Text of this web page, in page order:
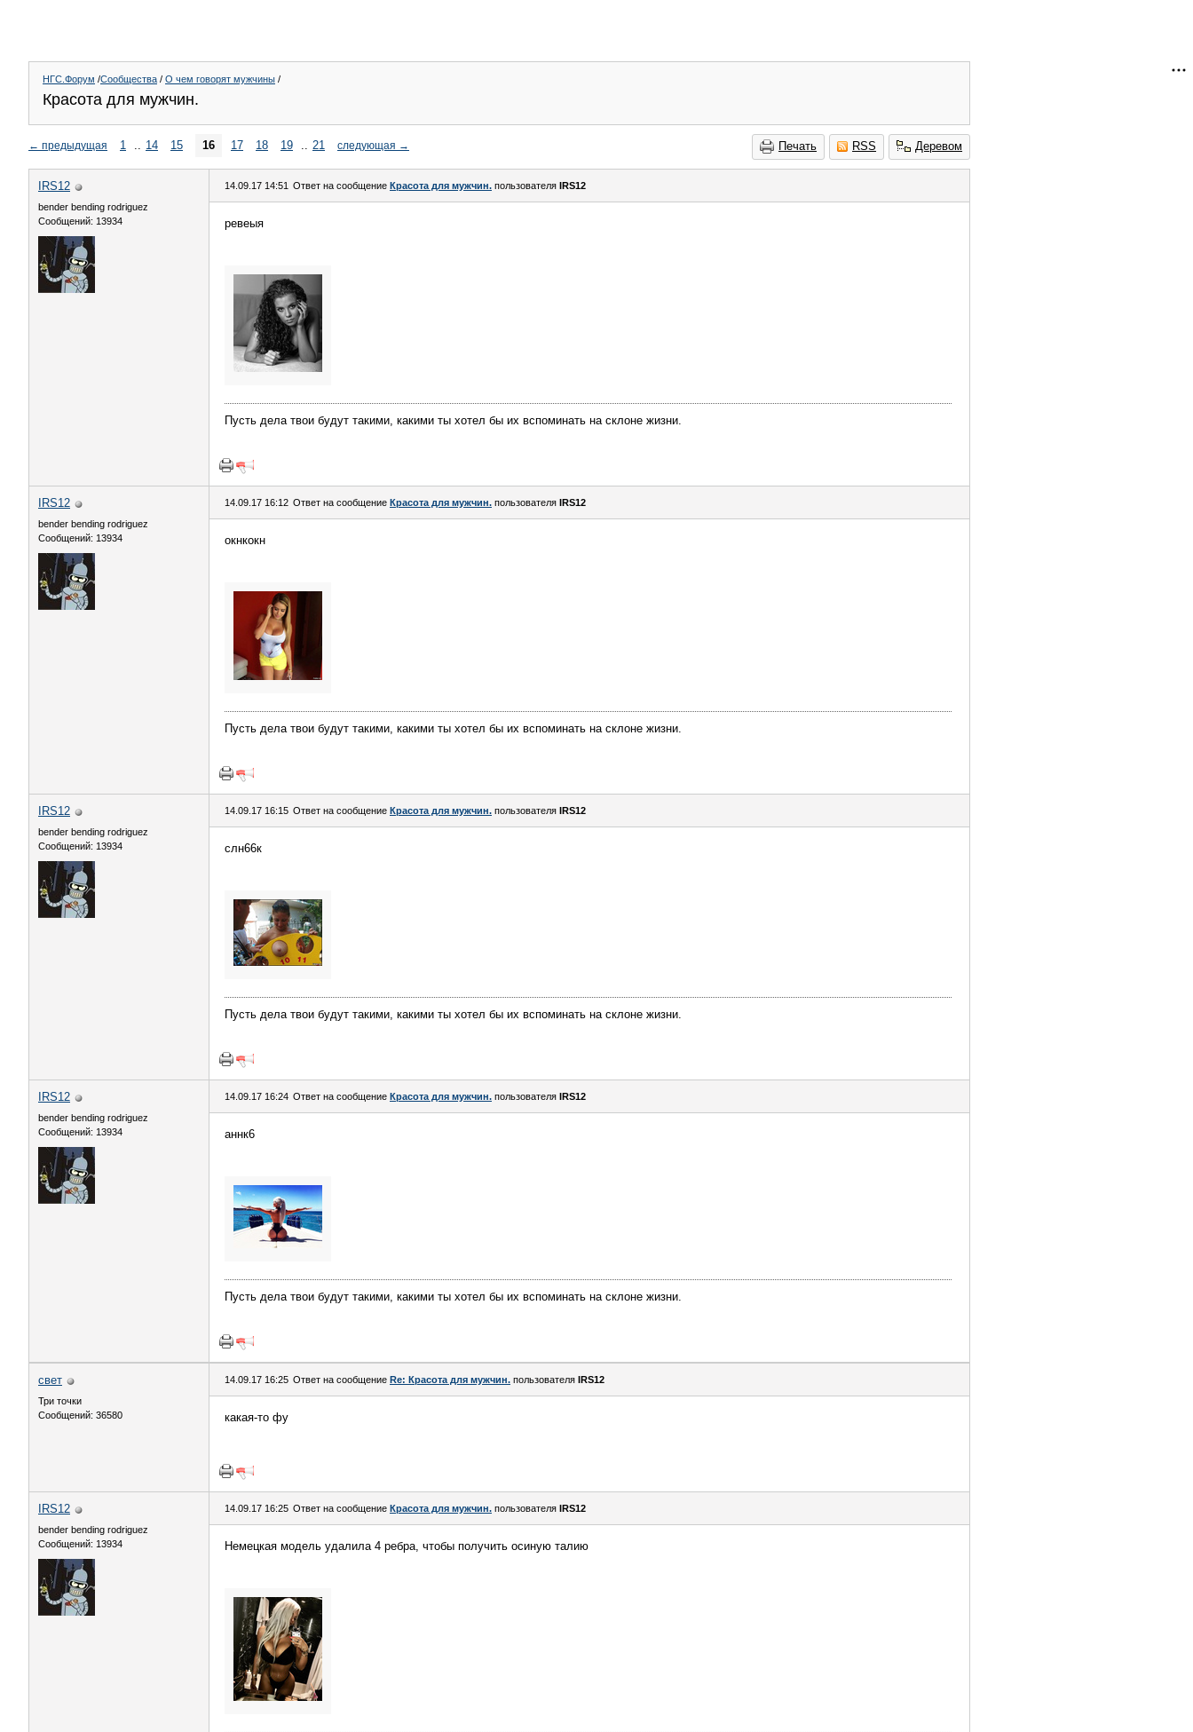
НГС.Форум /Сообщества / О чем говорят мужчины /
Красота для мужчин.
Печать RSS Деревом
← предыдущая 1 .. 14 15 16 17 18 19 .. 21 следующая →
IRS12
bender bending rodriguez
Сообщений: 13934
14.09.17 14:51 Ответ на сообщение Красота для мужчин. пользователя IRS12
ревеыя
Пусть дела твои будут такими, какими ты хотел бы их вспоминать на склоне жизни.
IRS12
bender bending rodriguez
Сообщений: 13934
14.09.17 16:12 Ответ на сообщение Красота для мужчин. пользователя IRS12
окнкокн
Пусть дела твои будут такими, какими ты хотел бы их вспоминать на склоне жизни.
IRS12
bender bending rodriguez
Сообщений: 13934
14.09.17 16:15 Ответ на сообщение Красота для мужчин. пользователя IRS12
слн66к
Пусть дела твои будут такими, какими ты хотел бы их вспоминать на склоне жизни.
IRS12
bender bending rodriguez
Сообщений: 13934
14.09.17 16:24 Ответ на сообщение Красота для мужчин. пользователя IRS12
аннк6
Пусть дела твои будут такими, какими ты хотел бы их вспоминать на склоне жизни.
свет
Три точки
Сообщений: 36580
14.09.17 16:25 Ответ на сообщение Re: Красота для мужчин. пользователя IRS12
какая-то фу
IRS12
bender bending rodriguez
Сообщений: 13934
14.09.17 16:25 Ответ на сообщение Красота для мужчин. пользователя IRS12
Немецкая модель удалила 4 ребра, чтобы получить осиную талию